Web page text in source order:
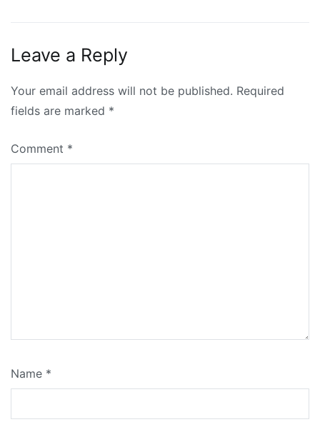
Leave a Reply
Your email address will not be published. Required
fields are marked *
Comment *
Name *